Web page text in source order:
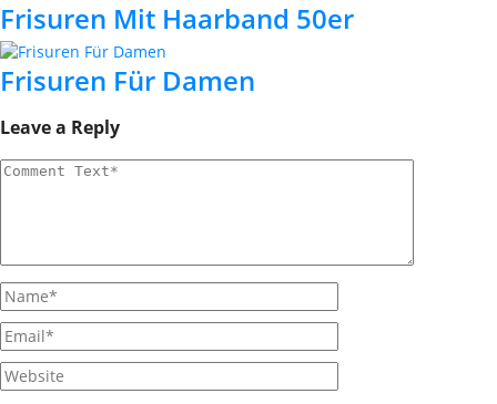
Frisuren Mit Haarband 50er
Frisuren Für Damen
Leave a Reply